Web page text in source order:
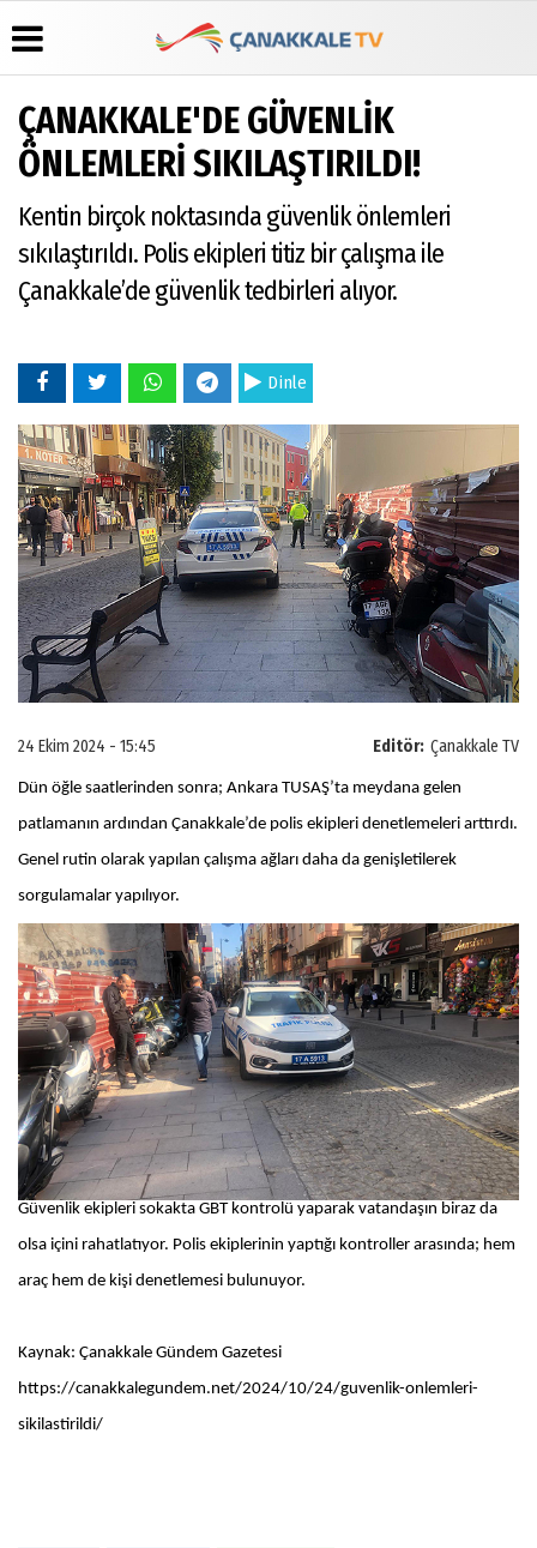
Üye Paneli
Haber
Arşivi
Gazete
Arşivi
Günün
Hava
Durumu
Manşetleri
Anketler
Biyografiler
Köşe
Yazarları
Video
Galeri
Foto
Galeri
Künye
İletişim
Çerez
Gizlilik
ÇANAKKALE'DE GÜVENLİK
ÖNLEMLERİ SIKILAŞTIRILDI!
Kentin birçok noktasında güvenlik önlemleri
sıkılaştırıldı. Polis ekipleri titiz bir çalışma ile
Çanakkale’de güvenlik tedbirleri alıyor.
Dinle
Editör: Çanakkale TV
24 Ekim 2024 - 15:45
Dün öğle saatlerinden sonra; Ankara TUSAŞ’ta meydana gelen
patlamanın ardından Çanakkale’de polis ekipleri denetlemeleri arttırdı.
Genel rutin olarak yapılan çalışma ağları daha da genişletilerek
sorgulamalar yapılıyor.
Güvenlik ekipleri sokakta GBT kontrolü yaparak vatandaşın biraz da
olsa içini rahatlatıyor. Polis ekiplerinin yaptığı kontroller arasında; hem
araç hem de kişi denetlemesi bulunuyor.
Kaynak: Çanakkale Gündem Gazetesi
https://canakkalegundem.net/2024/10/24/guvenlik-onlemleri-
sikilastirildi/